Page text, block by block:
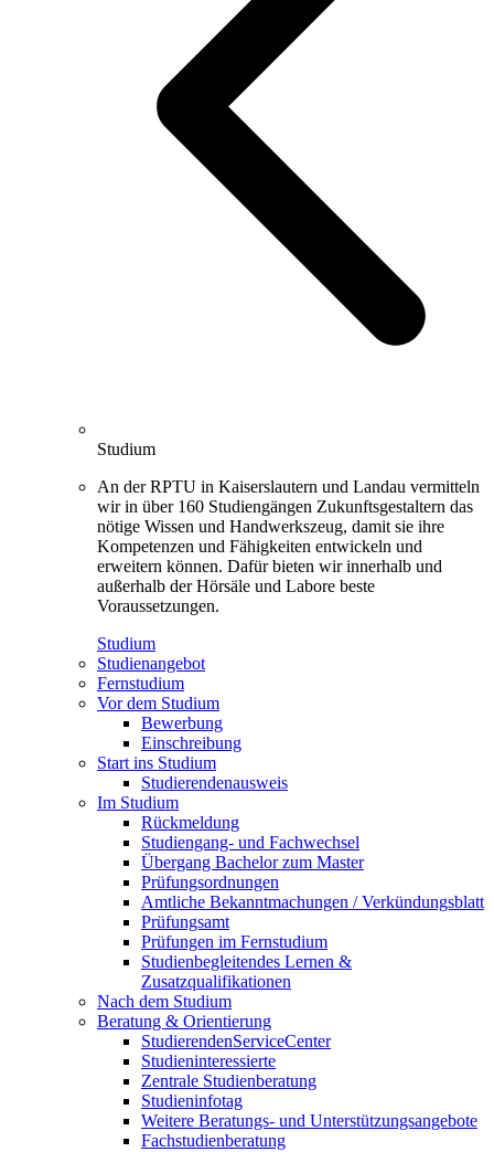
Studium
An der RPTU in Kaiserslautern und Landau vermitteln
wir in über 160 Studiengängen Zukunftsgestaltern das
nötige Wissen und Handwerkszeug, damit sie ihre
Kompetenzen und Fähigkeiten entwickeln und
erweitern können. Dafür bieten wir innerhalb und
außerhalb der Hörsäle und Labore beste
Voraussetzungen.
Studium
Studienangebot
Fernstudium
Vor dem Studium
Bewerbung
Einschreibung
Start ins Studium
Studierendenausweis
Im Studium
Rückmeldung
Studiengang- und Fachwechsel
Übergang Bachelor zum Master
Prüfungsordnungen
Amtliche Bekanntmachungen / Verkündungsblatt
Prüfungsamt
Prüfungen im Fernstudium
Studienbegleitendes Lernen &
Zusatzqualifikationen
Nach dem Studium
Beratung & Orientierung
StudierendenServiceCenter
Studieninteressierte
Zentrale Studienberatung
Studieninfotag
Weitere Beratungs- und Unterstützungsangebote
Fachstudienberatung